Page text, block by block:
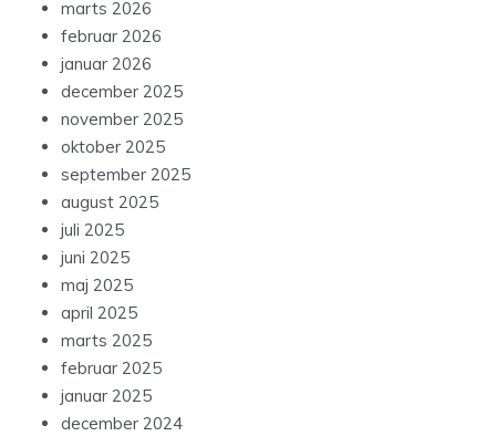
marts 2026
februar 2026
januar 2026
december 2025
november 2025
oktober 2025
september 2025
august 2025
juli 2025
juni 2025
maj 2025
april 2025
marts 2025
februar 2025
januar 2025
december 2024